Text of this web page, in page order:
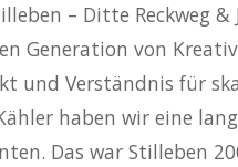
– Ditte Reckweg
Generation von
und Verständnis für
haben wir eine
Das war Stilleben